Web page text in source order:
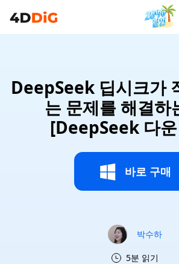
DeepSeek 딥시크가
는 문제를 해결하
[DeepSeek 다
바로 구매
박수하
5분 읽기